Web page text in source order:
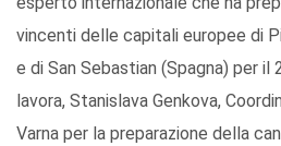
vincenti delle capitali europee di
e di San Sebastian (Spagna) per il
lavora, Stanislava Genkova,
Varna per la preparazione della